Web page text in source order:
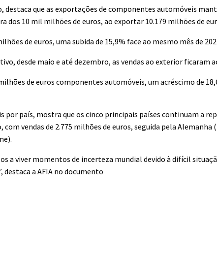
que as exportações de componentes automóveis
dos 10 mil milhões de euros, ao exportar 10.179 milhões de
de euros, uma subida de 15,9% face ao mesmo mês de
desde maio e até dezembro, as vendas ao exterior ficaram
de euros componentes automóveis, um acréscimo de
país, mostra que os cinco principais países continuam a
vendas de 2.775 milhões de euros, seguida pela Alemanha
a viver momentos de incerteza mundial devido à difícil
destaca a AFIA no documento